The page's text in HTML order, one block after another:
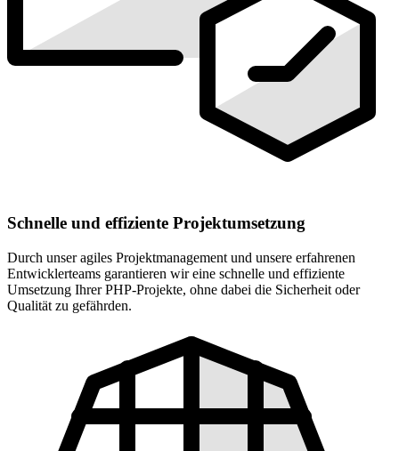
Schnelle und effiziente Projektumsetzung
Durch unser agiles Projektmanagement und unsere erfahrenen
Entwicklerteams garantieren wir eine schnelle und effiziente
Umsetzung Ihrer PHP-Projekte, ohne dabei die Sicherheit oder
Qualität zu gefährden.